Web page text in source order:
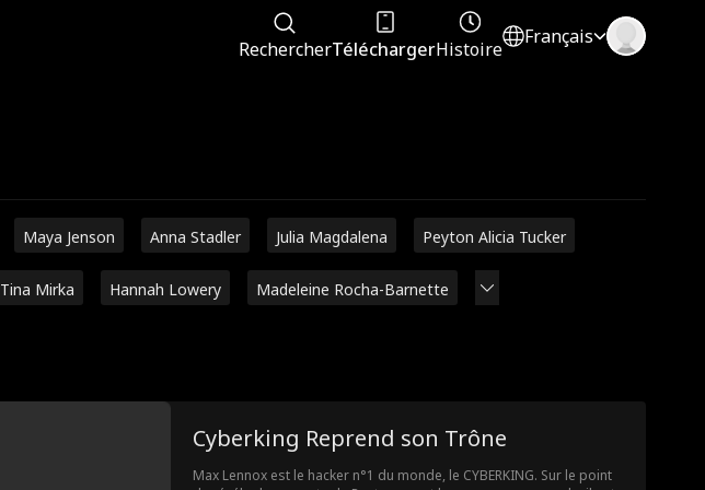
RechercherTéléchargerHistoire
Français
Maya Jenson Anna Stadler Julia Magdalena Peyton Alicia Tucker
Tina Mirka Hannah Lowery Madeleine Rocha-Barnette
Cyberking Reprend son Trône
Max Lennox est le hacker n°1 du monde, le CYBERKING. Sur le point